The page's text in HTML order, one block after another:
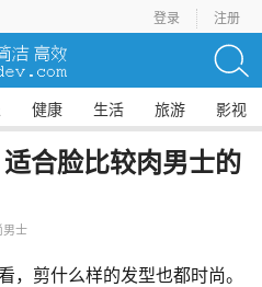
登录 注册
健康 生活 旅游 影视
合脸比较肉男士的
男士
，剪什么样的发型也都时尚。